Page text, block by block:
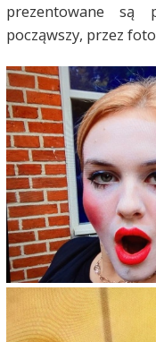
prezentowane są
począwszy, przez